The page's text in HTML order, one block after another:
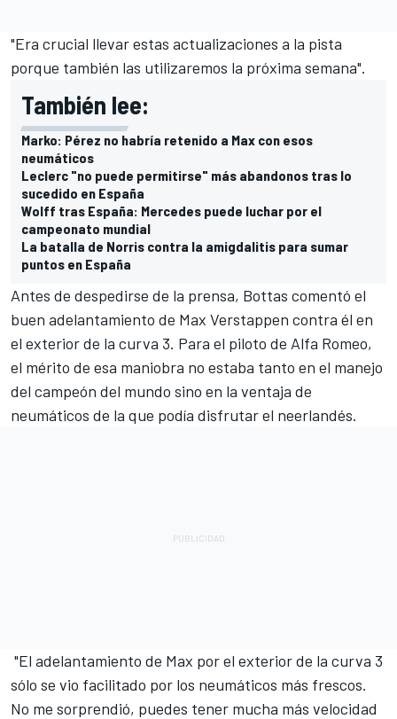
"Era crucial llevar estas actualizaciones a la pista
porque también las utilizaremos la próxima semana".
También lee:
Marko: Pérez no habría retenido a Max con esos
neumáticos
Leclerc "no puede permitirse" más abandonos tras lo
sucedido en España
Wolff tras España: Mercedes puede luchar por el
campeonato mundial
La batalla de Norris contra la amigdalitis para sumar
puntos en España
Antes de despedirse de la prensa, Bottas comentó el
buen adelantamiento de Max Verstappen contra él en
el exterior de la curva 3. Para el piloto de Alfa Romeo,
el mérito de esa maniobra no estaba tanto en el manejo
del campeón del mundo sino en la ventaja de
neumáticos de la que podía disfrutar el neerlandés.
"El adelantamiento de Max por el exterior de la curva 3
sólo se vio facilitado por los neumáticos más frescos.
No me sorprendió, puedes tener mucha más velocidad